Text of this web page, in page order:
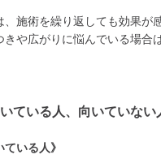
施術を繰り返しても効果が
きや広がりに悩んでいる場合
ている人、向いていない
いる人》